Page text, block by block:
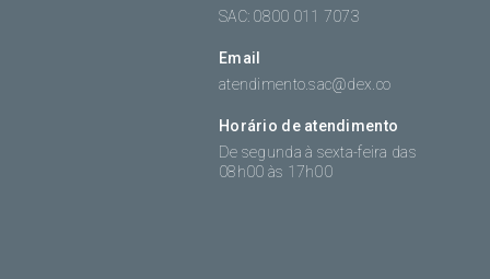
SAC: 0800 011 7073
Email
atendimento.sac@dex.co
Horário de atendimento
De segunda à sexta-feira das
08h00 às 17h00